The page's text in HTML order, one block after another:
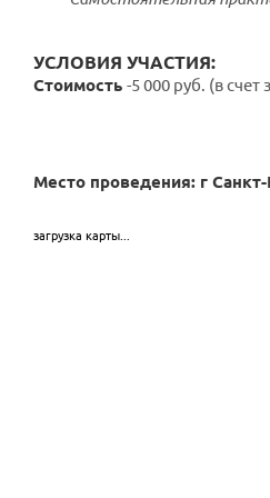
УСЛОВИЯ УЧАСТИЯ:
Стоимость -5 000 руб. (в счет
Место проведения: г
загрузка карты...